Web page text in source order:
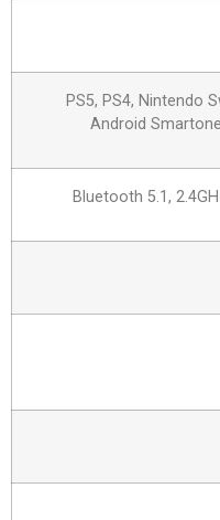
PS5, PS4, Nintendo
Bluetooth 5.1,